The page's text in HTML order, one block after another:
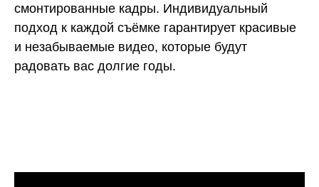
смонтированные кадры. Индивидуальный
подход к каждой съёмке гарантирует красивые
и незабываемые видео, которые будут
радовать вас долгие годы.